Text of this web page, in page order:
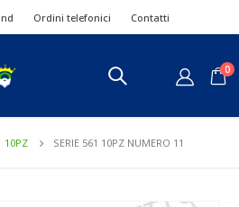
Ordini telefonici Contatti
0
10PZ SERIE 561 10PZ NUMERO 11